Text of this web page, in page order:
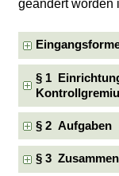
geändert worden
§ 1
§ 2 Aufgaben
§ 3